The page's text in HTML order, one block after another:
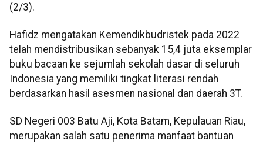
(2/3).
Hafidz mengatakan Kemendikbudristek pada 2022
telah mendistribusikan sebanyak 15,4 juta eksemplar
buku bacaan ke sejumlah sekolah dasar di seluruh
Indonesia yang memiliki tingkat literasi rendah
berdasarkan hasil asesmen nasional dan daerah 3T.
SD Negeri 003 Batu Aji, Kota Batam, Kepulauan Riau,
merupakan salah satu penerima manfaat bantuan